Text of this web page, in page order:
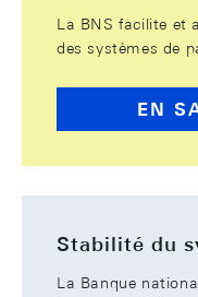
La BNS facilite et
des systèmes de
EN
Stabilité du
La Banque